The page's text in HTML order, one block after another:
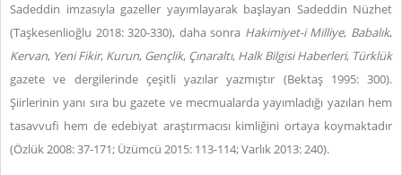
Sadeddin imzasıyla gazeller yayımlayarak başlayan Sadeddin Nüzhet
(Taşkesenlioğlu 2018: 320-330), daha sonra Hakimiyet-i Milliye, Babalık,
Kervan, Yeni Fikir, Kurun, Gençlik, Çınaraltı, Halk Bilgisi Haberleri, Türklük
gazete ve dergilerinde çeşitli yazılar yazmıştır (Bektaş 1995: 300).
Şiirlerinin yanı sıra bu gazete ve mecmualarda yayımladığı yazıları hem
tasavvufi hem de edebiyat araştırmacısı kimliğini ortaya koymaktadır
(Özlük 2008: 37-171; Üzümcü 2015: 113-114; Varlık 2013: 240).